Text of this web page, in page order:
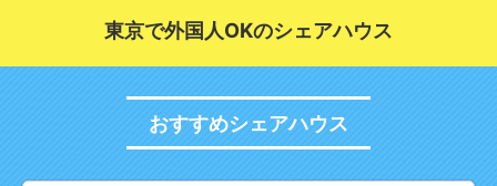
東京で外国人OKのシェアハウス
おすすめシェアハウス